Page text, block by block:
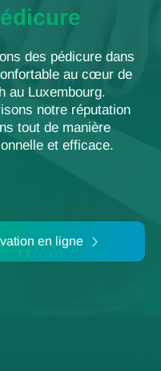
des pédicure dans
au cœur de
au Luxembourg.
notre réputation
tout de manière
et efficace.
en ligne